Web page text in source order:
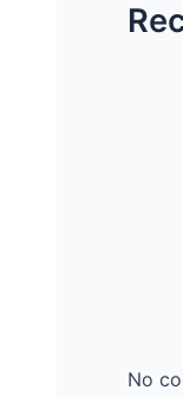
No